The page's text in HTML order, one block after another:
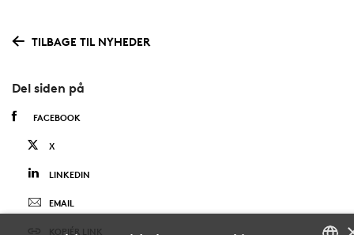
TILBAGE TIL NYHEDER
Del siden på
FACEBOOK
X
LINKEDIN
EMAIL
KOPIÉR LINK